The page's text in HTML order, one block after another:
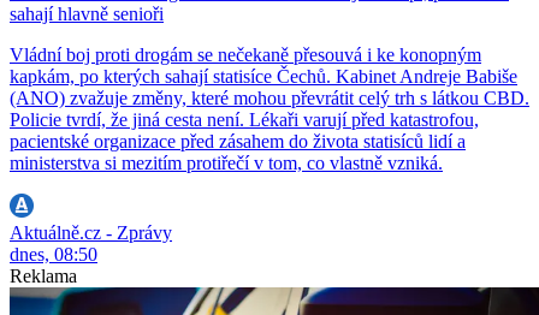
sahají hlavně senioři
Vládní boj proti drogám se nečekaně přesouvá i ke konopným
kapkám, po kterých sahají statisíce Čechů. Kabinet Andreje Babiše
(ANO) zvažuje změny, které mohou převrátit celý trh s látkou CBD.
Policie tvrdí, že jiná cesta není. Lékaři varují před katastrofou,
pacientské organizace před zásahem do života statisíců lidí a
ministerstva si mezitím protiřečí v tom, co vlastně vzniká.
Aktuálně.cz - Zprávy
dnes, 08:50
Reklama